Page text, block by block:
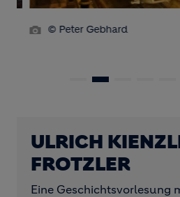
© Peter Gebhard
ULRICH
FROTZLER
Eine Geschichtsvorlesung